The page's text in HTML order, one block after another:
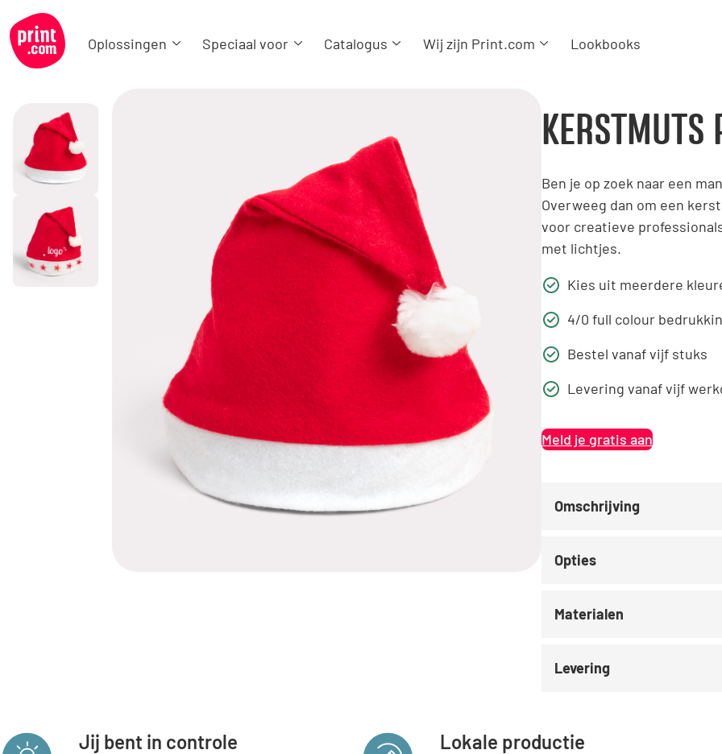
Oplossingen Speciaal voor Catalogus Wij zijn Print.com Lookbooks
KERSTMUTS
Ben je op zoek naar een
Overweeg dan om een
voor creatieve
met lichtjes.
Kies uit meerdere
4/0 full colour
Bestel vanaf vijf stuks
Levering vanaf vijf
Meld je gratis aan
Omschrijving
Opties
Materialen
Levering
Jij bent in controle Lokale productie